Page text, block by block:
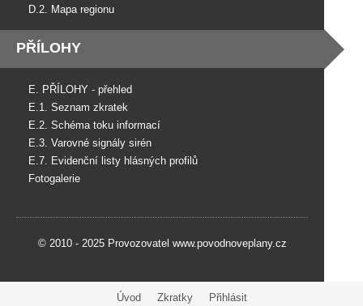
D.2. Mapa regionu
PŘÍLOHY
E. PŘÍLOHY - přehled
E.1. Seznam zkratek
E.2. Schéma toku informací
E.3. Varovné signály sirén
E.7. Evidenční listy hlásných profilů
Fotogalerie
© 2010 - 2025 Provozovatel www.povodnoveplany.cz
Úvod Zkratky Přihlásit